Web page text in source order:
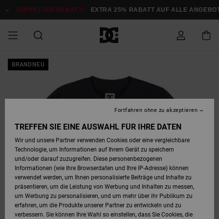
Produktinformation
DOPPELTER RABATT*: EXTRA 25% RABATT AUF ALLE ANGEBOTE
DOPPELTER
Sale
Accessoires
SALE SNOW
T-Shirts
Jacken &
SALE FRAUEN Snow
SALE KINDER
Sale
Sale
Sale Snow
Jacken &
Hoodies &
Court Graffik
Lynx
Pure
Net
Alle ansehen
HIGHLIGHTS Ducati
DC Command
Manteca
Construct
Ascend
SCHUHE
Skate
Sneakers
Sandalen
Winterschuhe
Snowboard
BEKLEIDUNG
Sweatshirts
T-shirts
Hemden
Jeans
Jacken &
ACCESSOIRES
Mützen
Taschen &
Court Graffik
Alle ansehen
HIGHLIGHTS Astrix
DC Command
Manteca
Best Sellers
SCHUHE
Sneakers
Skate
Sandalen
Snowboard
Unisex
KLEIDUNG
Alle ansehen
KINDER
Pure
Stag
SCHUHE Skate
Babyschuhe
Sneakers
Alle ansehen
BEKLEIDUNG
T-Shirts
Sweatshirts &
Hemden
ACCESSOIRES
Mützen
Taschen
Alle ansehen
SKATE
Alle ansehen
COMMUNITY
MÄNNER
Snowboard
Winterschuhe
Polarfleece &
Softshells
FRAUEN
Schneejacken
Alle ansehen
SNOW SHOP FÜR
KINDER
Mützen
Alle ansehen
Versand
Retouren
Bezahlung
Geschenkkarte
BRANDNEU
TREFFEN SIE EINE AUSWAHL FÜR IHRE DATEN
Wir und unsere Partner verwenden Cookies oder eine vergleichbare
Technologie, um Informationen auf Ihrem Gerät zu speichern
und/oder darauf zuzugreifen. Diese personenbezogenen
Informationen (wie Ihre Browserdaten und Ihre IP-Adresse) können
verwendet werden, um Ihnen personalisierte Beiträge und Inhalte zu
präsentieren, um die Leistung von Werbung und Inhalten zu messen,
um Werbung zu personalisieren, und um mehr über ihr Publikum zu
erfahren, um die Produkte unserer Partner zu entwickeln und zu
verbessern. Sie können Ihre Wahl so einstellen, dass Sie Cookies, die
Fortfahren ohne zu akzeptieren